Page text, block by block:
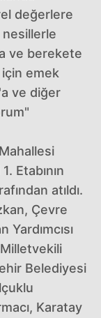
değerlere
nesillerle
ve berekete
emek
ve diğer
Etabının
atıldı.
Çevre
Belediyesi
Karatay